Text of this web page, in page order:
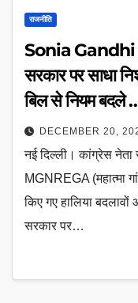
राजनीति
Sonia Gandhi
सरकार पर साधा
बिल से नियम बदले
DECEMBER 20,
नई दिल्ली। कांग्रेस नेता
MGNREGA (महात्मा
किए गए हालिया
सरकार पर…